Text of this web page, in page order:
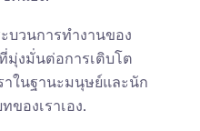
บวนการทำงานของ
มุ่งมั่นต่อการเติบโต
ในฐานะมนุษย์และนัก
ของเราเอง.